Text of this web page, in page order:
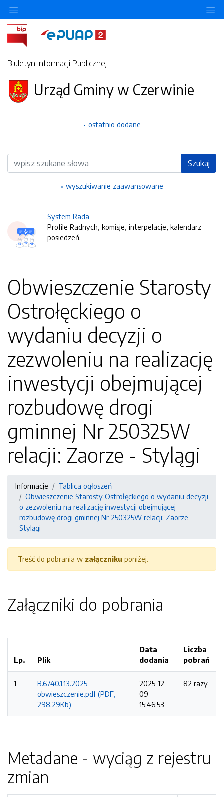
Biuletyn Informacji Publicznej
Urząd Gminy w Czerwinie
ostatnio dodane
Wyszukiwarka Szukaj
wyszukiwanie zaawansowane
System Rada
Profile Radnych, komisje, interpelacje, kalendarz
posiedzeń.
Obwieszczenie Starosty
Ostrołęckiego o
wydaniu decyzji o
zezwoleniu na realizację
inwestycji obejmującej
rozbudowę drogi
gminnej Nr 250325W
relacji: Zaorze - Stylągi
Informacje
Tablica ogłoszeń
Obwieszczenie Starosty Ostrołęckiego o wydaniu decyzji
o zezwoleniu na realizację inwestycji obejmującej
rozbudowę drogi gminnej Nr 250325W relacji: Zaorze -
Stylągi
Treść do pobrania w załączniku poniżej.
Załączniki do pobrania
Lp. Plik
Data
dodania
Liczba
pobrań
1
B.6740.1.13.2025
obwieszczenie.pdf (PDF,
298.29Kb)
2025-12-
09
15:46:53
82 razy
Metadane - wyciąg z rejestru
zmian